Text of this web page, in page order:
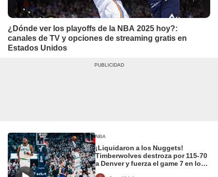
¿Dónde ver los playoffs de la NBA 2025 hoy?:
canales de TV y opciones de streaming gratis en
Estados Unidos
NBA
¡Liquidaron a los Nuggets!
Timberwolves destroza por 115-70
a Denver y fuerza el game 7 en los